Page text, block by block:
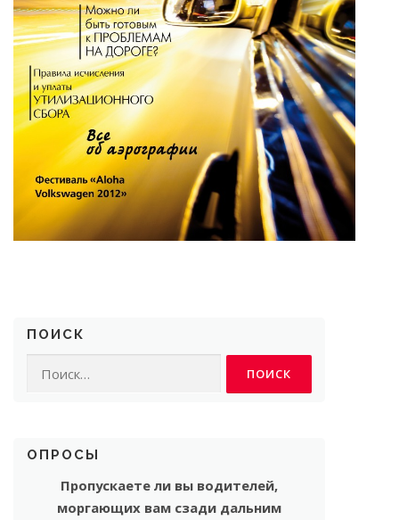
ПОИСК
ОПРОСЫ
Пропускаете ли вы водителей,
моргающих вам сзади дальним